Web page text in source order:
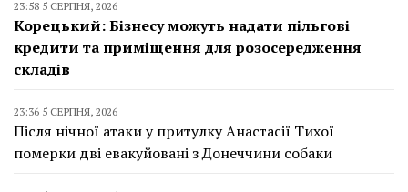
23:58 5 СЕРПНЯ, 2026
Корецький: Бізнесу можуть надати пільгові
кредити та приміщення для розосередження
складів
23:36 5 СЕРПНЯ, 2026
Після нічної атаки у притулку Анастасії Тихої
померки дві евакуйовані з Донеччини собаки